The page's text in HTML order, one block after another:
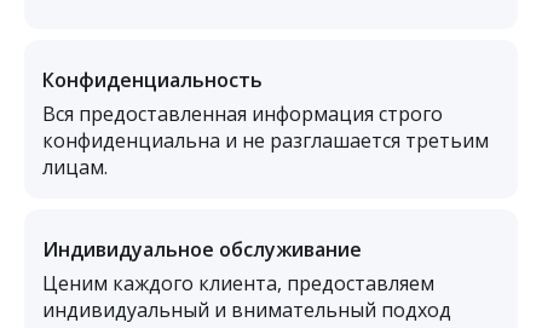
Конфиденциальность
Вся предоставленная информация строго
конфиденциальна и не разглашается третьим
лицам.
Индивидуальное обслуживание
Ценим каждого клиента, предоставляем
индивидуальный и внимательный подход